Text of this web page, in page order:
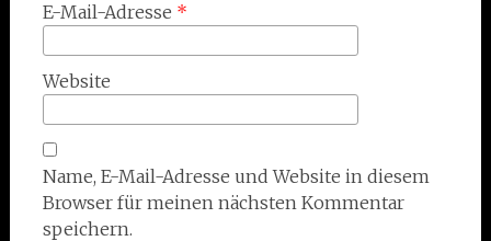
E-Mail-Adresse *
Website
Name, E-Mail-Adresse und Website in diesem
Browser für meinen nächsten Kommentar
speichern.